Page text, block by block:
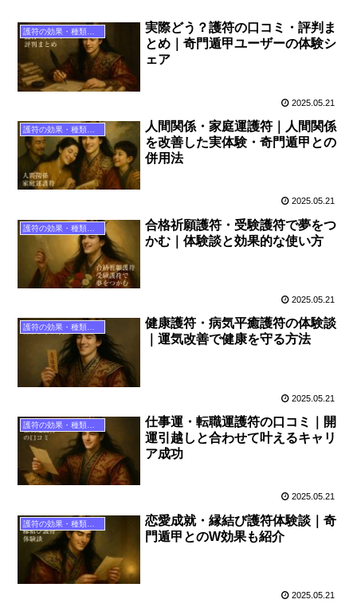
護符の効果・種類ガイド
実際どう？護符の口コミ・評判ま
とめ｜奇門遁甲ユーザーの体験シ
ェア
2025.05.21
護符の効果・種類ガイド
人間関係・家庭運護符｜人間関係
を改善した実体験・奇門遁甲との
併用法
2025.05.21
護符の効果・種類ガイド
合格祈願護符・受験護符で夢をつ
かむ｜体験談と効果的な使い方
2025.05.21
護符の効果・種類ガイド
健康護符・病気平癒護符の体験談
｜運気改善で健康を守る方法
2025.05.21
護符の効果・種類ガイド
仕事運・転職運護符の口コミ｜開
運引越しと合わせて叶えるキャリ
ア成功
2025.05.21
護符の効果・種類ガイド
恋愛成就・縁結び護符体験談｜奇
門遁甲とのW効果も紹介
2025.05.21